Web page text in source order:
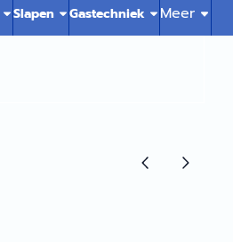
Slapen Gastechniek Meer